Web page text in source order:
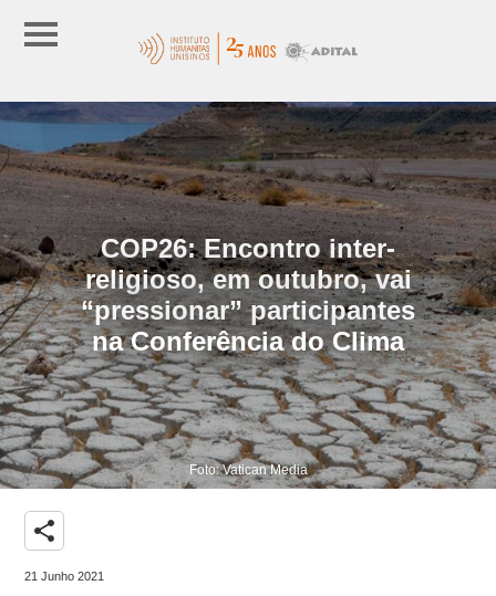
COP26: Encontro inter-
religioso, em outubro, vai
“pressionar” participantes
na Conferência do Clima
Foto: Vatican Media
share
21 Junho 2021